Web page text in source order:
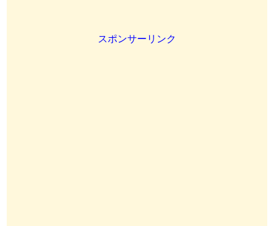
スポンサーリンク